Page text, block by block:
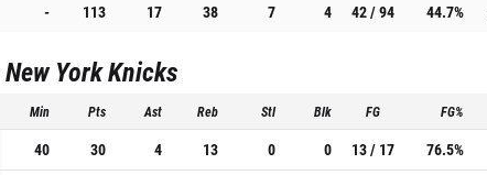
- 113 17 38 7 4 42 / 94 44.7%
New York Knicks
Min Pts Ast Reb Stl Blk FG FG%
40 30 4 13 0 0 13 / 17 76.5%